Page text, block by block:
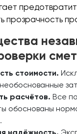
прозрачность
смет
стоимости.
расчётов. Все
обоснованы